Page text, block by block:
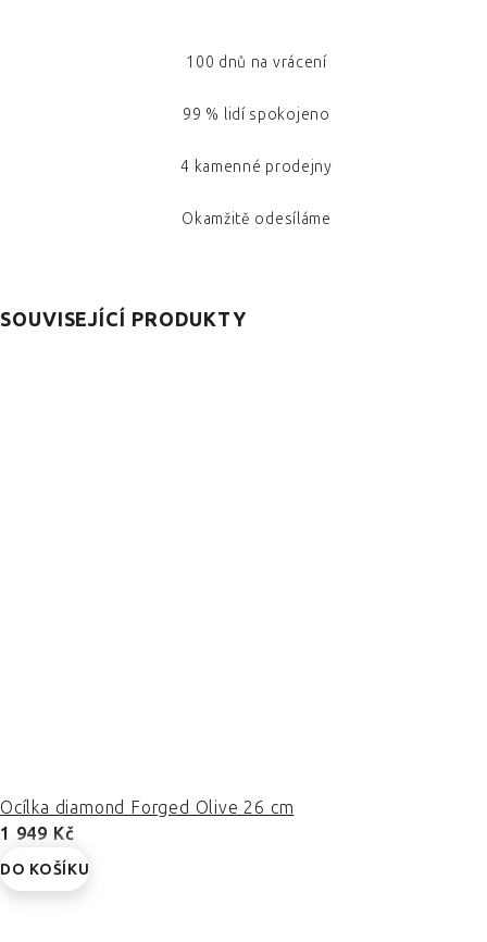
100 dnů na vrácení
99 % lidí spokojeno
4 kamenné prodejny
Okamžitě odesíláme
SOUVISEJÍCÍ PRODUKTY
Ocílka diamond Forged Olive 26 cm
1 949 Kč
DO KOŠÍKU